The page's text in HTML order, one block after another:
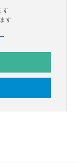
す
す